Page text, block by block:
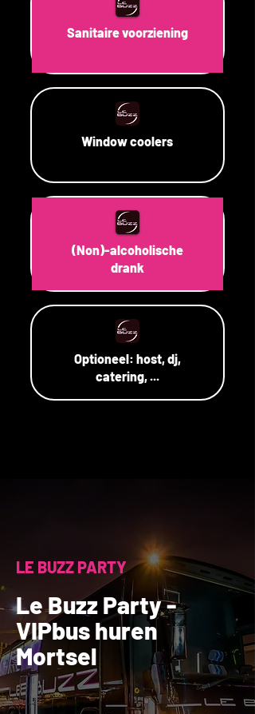
Sanitaire voorziening
Window coolers
(Non)-alcoholische
drank
Optioneel: host, dj,
catering, ...
LE BUZZ PARTY
Le Buzz Party -
VIPbus huren
Mortsel